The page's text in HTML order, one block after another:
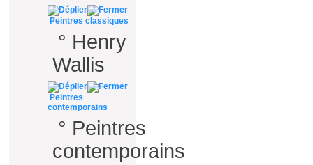
Peintres classiques
° Henry
Wallis
Peintres
contemporains
° Peintres
contemporains